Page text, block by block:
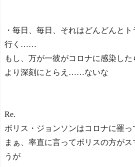
・毎日、毎日、それはどんどんと
行く……
もし、万が一彼がコロナに感染し
より深刻にとらえ……ないな
Re.
ボリス・ジョンソンはコロナに罹
まぁ、率直に言ってボリスの方が
うが